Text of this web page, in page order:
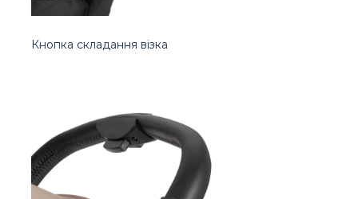
Кнопка складання візка